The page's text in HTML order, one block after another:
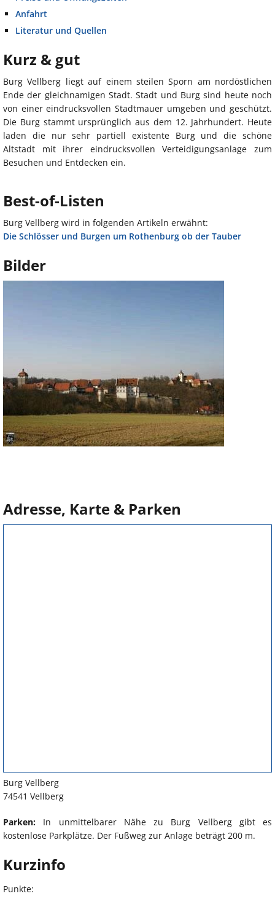
Anfahrt
Literatur und Quellen
Kurz & gut
Burg Vellberg liegt auf einem steilen Sporn am nordöstlichen
Ende der gleichnamigen Stadt. Stadt und Burg sind heute noch
von einer eindrucksvollen Stadtmauer umgeben und geschützt.
Die Burg stammt ursprünglich aus dem 12. Jahrhundert. Heute
laden die nur sehr partiell existente Burg und die schöne
Altstadt mit ihrer eindrucksvollen Verteidigungsanlage zum
Besuchen und Entdecken ein.
Best-of-Listen
Burg Vellberg wird in folgenden Artikeln erwähnt:
Die Schlösser und Burgen um Rothenburg ob der Tauber
Bilder
Adresse, Karte & Parken
Burg Vellberg
74541 Vellberg
Parken: In unmittelbarer Nähe zu Burg Vellberg gibt es
kostenlose Parkplätze. Der Fußweg zur Anlage beträgt 200 m.
Kurzinfo
Punkte: